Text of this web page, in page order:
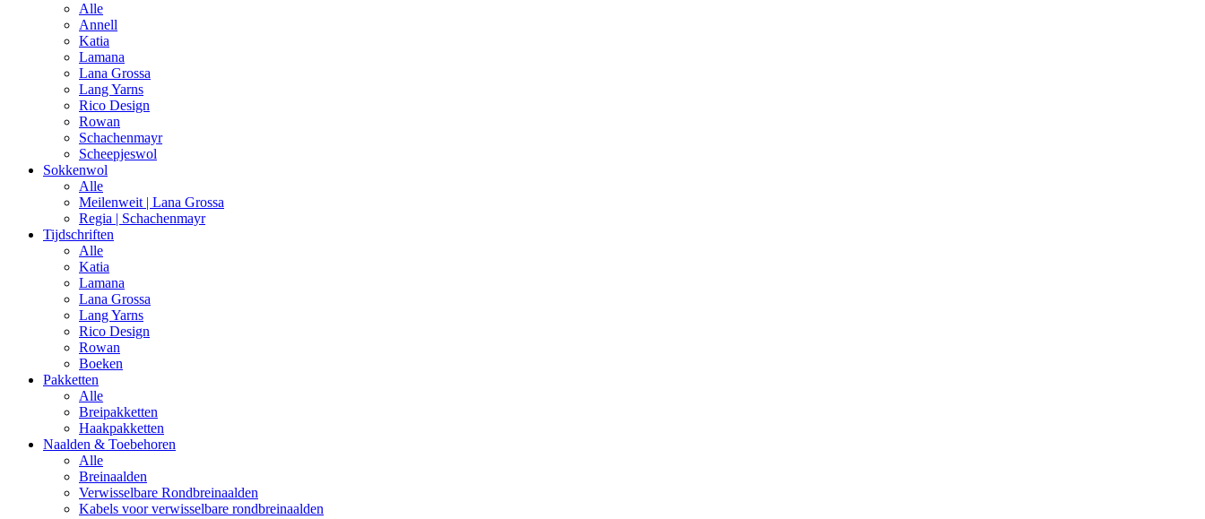
Alle
Annell
Katia
Lamana
Lana Grossa
Lang Yarns
Rico Design
Rowan
Schachenmayr
Scheepjeswol
Sokkenwol
Alle
Meilenweit | Lana Grossa
Regia | Schachenmayr
Tijdschriften
Alle
Katia
Lamana
Lana Grossa
Lang Yarns
Rico Design
Rowan
Boeken
Pakketten
Alle
Breipakketten
Haakpakketten
Naalden & Toebehoren
Alle
Breinaalden
Verwisselbare Rondbreinaalden
Kabels voor verwisselbare rondbreinaalden